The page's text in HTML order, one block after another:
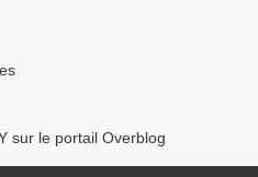
sur le portail Overblog